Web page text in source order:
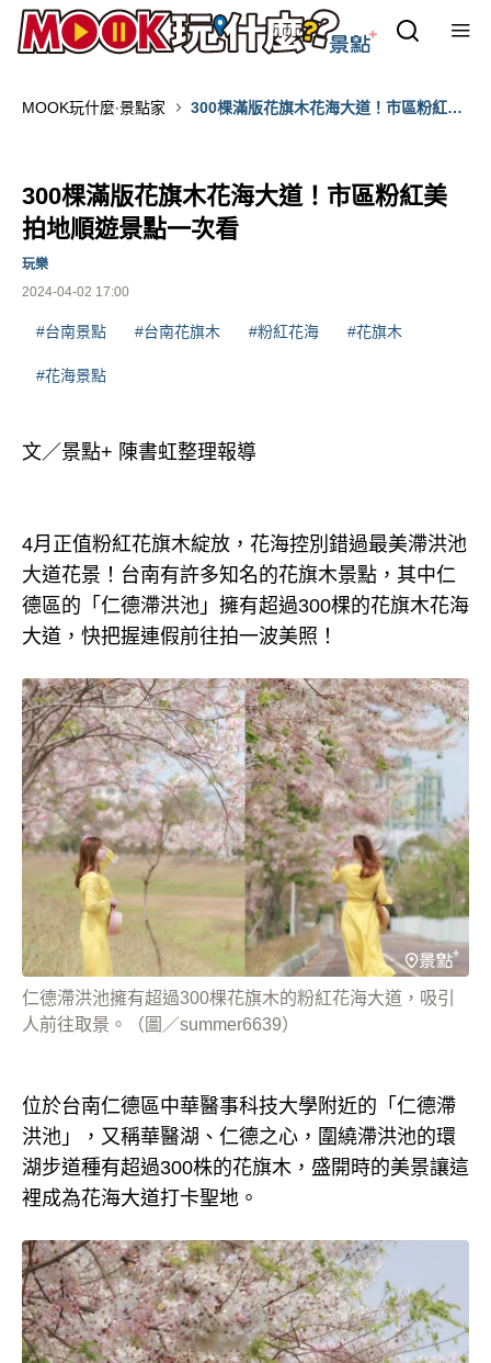
MOOK玩什麼‧景點家
300棵滿版花旗木花海大道！市區粉紅美
300棵滿版花旗木花海大道！市區粉紅美
拍地順遊景點一次看
2024-04-02 17:00
玩樂
#台南景點 #台南花旗木 #粉紅花海 #花旗木
#花海景點
文／景點+ 陳書虹整理報導
4月正值粉紅花旗木綻放，花海控別錯過最美滯洪池
大道花景！台南有許多知名的花旗木景點，其中仁
德區的「仁德滯洪池」擁有超過300棵的花旗木花海
大道，快把握連假前往拍一波美照！
仁德滯洪池擁有超過300棵花旗木的粉紅花海大道，吸引
人前往取景。（圖／summer6639）
位於台南仁德區中華醫事科技大學附近的「仁德滯
洪池」，又稱華醫湖、仁德之心，圍繞滯洪池的環
湖步道種有超過300株的花旗木，盛開時的美景讓這
裡成為花海大道打卡聖地。